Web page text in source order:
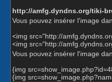
http://amfg.dyndns.org/tiki-
Vous pouvez insérer l'image
<img src="http://
<img src="http://
Vous pouvez insérer l'image
{img
{img